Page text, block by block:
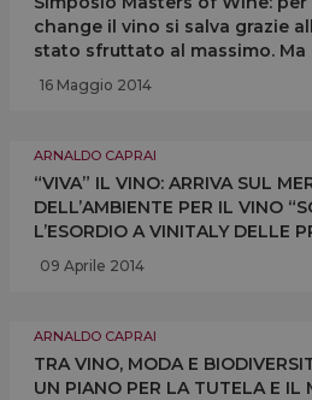
change il vino si salva grazie
stato sfruttato al massimo.
Caprai con il Sagrantino
16 Maggio 2014
ARNALDO CAPRAI
“VIVA” IL VINO: ARRIVA SUL
DELL’AMBIENTE PER IL VINO
L’ESORDIO A VINITALY DELLE
PROGETTO IN FASE DI
09 Aprile 2014
ARNALDO CAPRAI
TRA VINO, MODA E
UN PIANO PER LA TUTELA E IL